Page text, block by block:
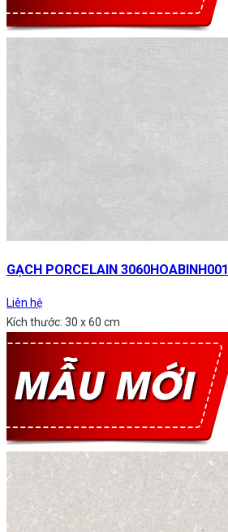
GẠCH PORCELAIN 3060HOABINH001
Liên hệ
Kích thước: 30 x 60 cm